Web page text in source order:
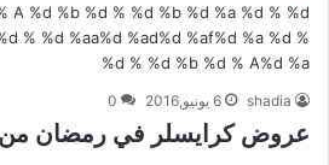
shadia 6 يونيو,2016 0
عروض كرايسلر في رمضان من